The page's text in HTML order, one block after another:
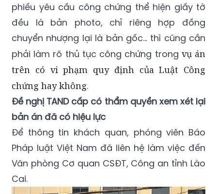
phiếu yêu cầu công chứng thể hiện giấy tờ
đều là bản photo, chỉ riêng hợp đồng
chuyển nhượng lại là bản gốc… thì cũng cần
phải làm rõ thủ tục công chứng trong vụ án
trên có vi phạm quy định của Luật Công
chứng hay không.
Đề nghị TAND cấp có thẩm quyền xem xét lại
bản án đã có hiệu lực
Để thông tin khách quan, phóng viên Báo
Pháp luật Việt Nam đã liên hệ làm việc đến
Văn phòng Cơ quan CSĐT, Công an tỉnh Lào
Cai.